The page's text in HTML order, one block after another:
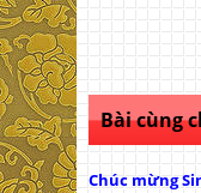
Bài cùng
Chúc mừng